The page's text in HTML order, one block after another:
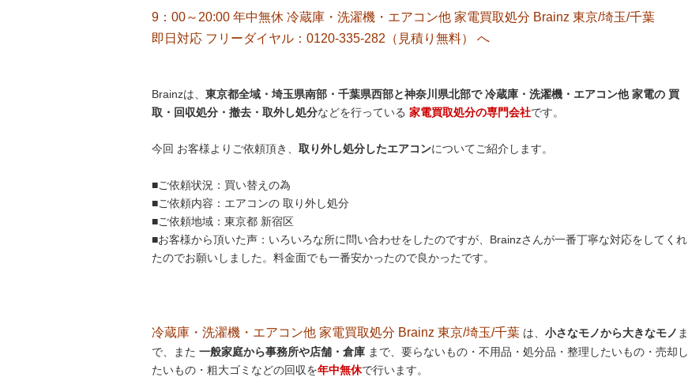
9：00～20:00 年中無休 冷蔵庫・洗濯機・エアコン他 家電買取処分 Brainz 東京/埼玉/千葉
即日対応 フリーダイヤル：0120-335-282（見積り無料）
へ
Brainzは、 東京都全域・埼玉県南部・千葉県西部と神奈川県北部で 冷蔵庫・洗濯機・エアコン他 家電の 買
取・回収処分・撤去・取外し処分などを行っている 家電買取処分の専門会社です。
今回 お客様よりご依頼頂き、 取り外し処分したエアコンについてご紹介します。
■ご依頼状況：買い替えの為
■ご依頼内容：エアコンの 取り外し処分
■ご依頼地域：東京都 新宿区
■お客様から頂いた声：いろいろな所に問い合わせをしたのですが、Brainzさんが一番丁寧な対応をしてくれ
たのでお願いしました。料金面でも一番安かったので良かったです。
冷蔵庫・洗濯機・エアコン他 家電買取処分 Brainz 東京/埼玉/千葉 は、 小さなモノから大きなモノ ま
で、また 一般家庭から事務所や店舗・倉庫 まで、要らないもの・不用品・処分品・整理したいもの・売却し
たいもの・粗大ゴミなどの回収を年中無休で行います。